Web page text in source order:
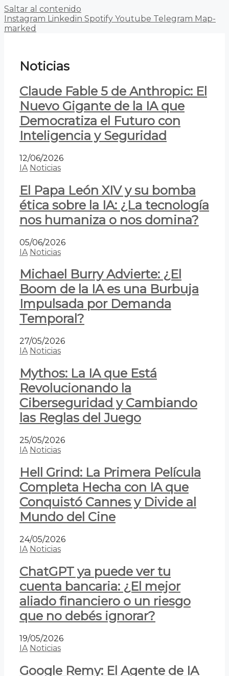
Saltar al contenido
Instagram Linkedin Spotify Youtube Telegram Map-
marked
Noticias
Claude Fable 5 de Anthropic: El
Nuevo Gigante de la IA que
Democratiza el Futuro con
Inteligencia y Seguridad
12/06/2026
IA Noticias
El Papa León XIV y su bomba
ética sobre la IA: ¿La tecnología
nos humaniza o nos domina?
05/06/2026
IA Noticias
Michael Burry Advierte: ¿El
Boom de la IA es una Burbuja
Impulsada por Demanda
Temporal?
27/05/2026
IA Noticias
Mythos: La IA que Está
Revolucionando la
Ciberseguridad y Cambiando
las Reglas del Juego
25/05/2026
IA Noticias
Hell Grind: La Primera Película
Completa Hecha con IA que
Conquistó Cannes y Divide al
Mundo del Cine
24/05/2026
IA Noticias
ChatGPT ya puede ver tu
cuenta bancaria: ¿El mejor
aliado financiero o un riesgo
que no debés ignorar?
19/05/2026
IA Noticias
Google Remy: El Agente de IA